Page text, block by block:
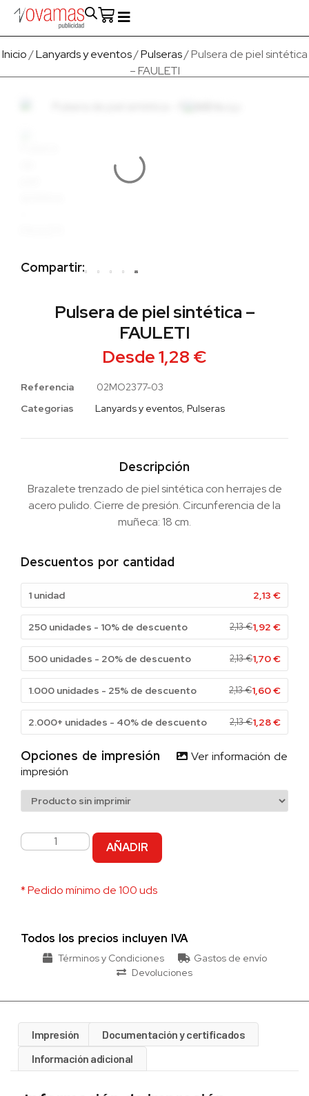
Inicio/Lanyards y eventos/Pulseras/ Pulsera de piel sintética
– FAULETI
Pulsera de piel sintética –
FAULETI
Desde1,28 €
Referencia
02MO2377-03
Categorias
Lanyards y eventos, Pulseras
Descripción
Brazalete trenzado de piel sintética con herrajes de
acero pulido. Cierre de presión. Circunferencia de la
muñeca: 18 cm.
Descuentos por cantidad
1 unidad 2,13 €
250 unidades - 10% de descuento 2,13€1,92 €
500 unidades - 20% de descuento 2,13€1,70€
1.000 unidades - 25% de descuento 2,13€1,60€
2.000+ unidades - 40% de descuento 2,13€1,28€
Opciones de impresión
Ver información de
impresión
AÑADIR
* Pedido mínimo de 100 uds
Todos los precios incluyen IVA
Términos y Condiciones
Gastos de envío
Devoluciones
Compartir:
Impresión
Documentación y certificados
Información adicional